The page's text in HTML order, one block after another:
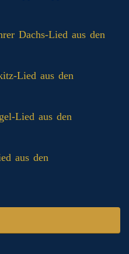
Dachs-Lied aus den
Lied aus den
Lied aus den
aus den